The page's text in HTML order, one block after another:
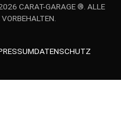
CARAT-GARAGE ®. ALLE
DATENSCHUTZ